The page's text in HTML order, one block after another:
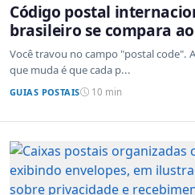
Código postal
brasileiro se compara ao
sistemas de outros
Você travou no campo "postal code".
que muda é que cada p...
GUIAS POSTAIS 10 min